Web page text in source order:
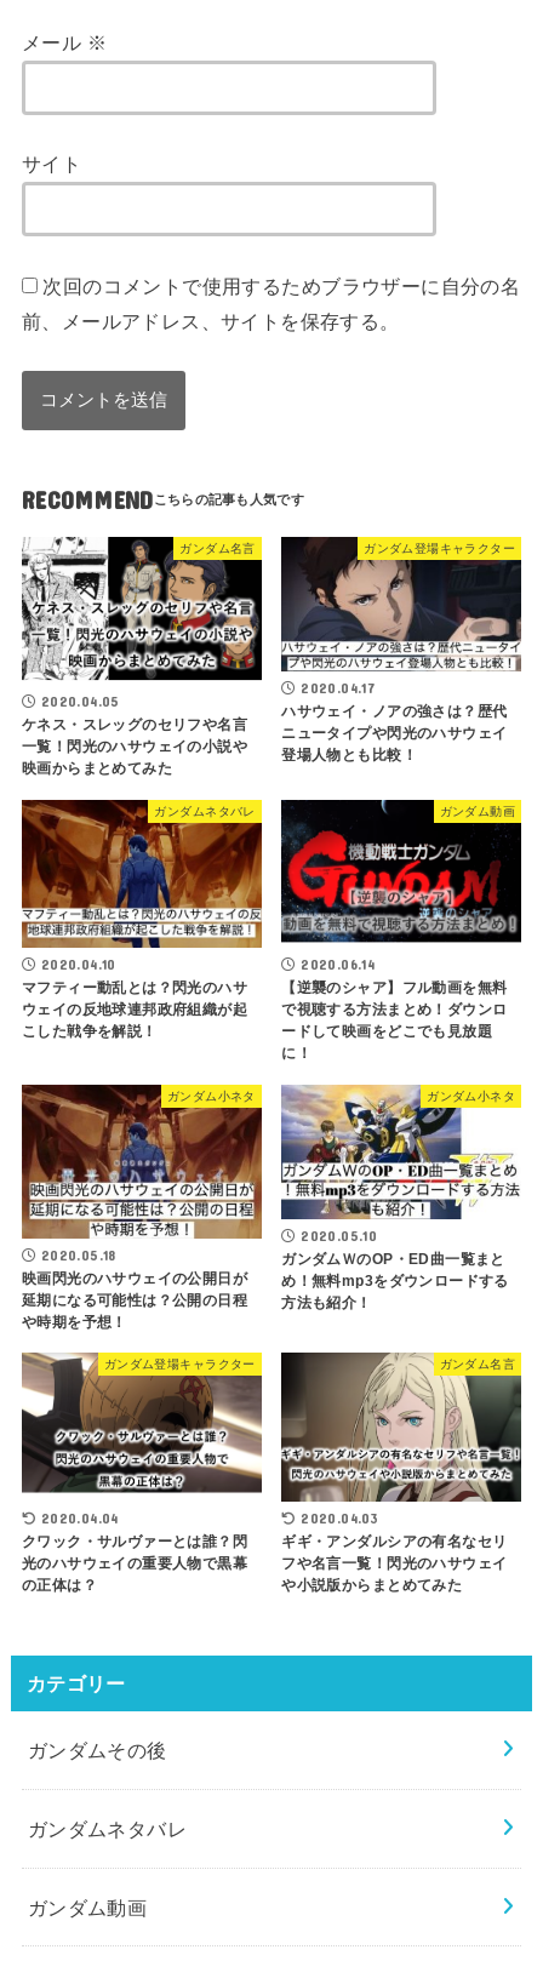
メール ※
サイト
次回のコメントで使用するためブラウザーに自分の名
前、メールアドレス、サイトを保存する。
RECOMMEND
ガンダム名言
2020.04.05
ケネス・スレッグのセリフや名言
一覧！閃光のハサウェイの小説や
映画からまとめてみた
ガンダム登場キャラクター
2020.04.17
ハサウェイ・ノアの強さは？歴代
ニュータイプや閃光のハサウェイ
登場人物とも比較！
ガンダムネタバレ
2020.04.10
マフティー動乱とは？閃光のハサ
ウェイの反地球連邦政府組織が起
こした戦争を解説！
ガンダム動画
2020.06.14
【逆襲のシャア】フル動画を無料
で視聴する方法まとめ！ダウンロ
ードして映画をどこでも見放題
に！
ガンダム小ネタ
2020.05.18
映画閃光のハサウェイの公開日が
延期になる可能性は？公開の日程
や時期を予想！
ガンダム小ネタ
2020.05.10
ガンダムＷのOP・ED曲一覧まと
め！無料mp3をダウンロードする
方法も紹介！
ガンダム登場キャラクター
2020.04.04
クワック・サルヴァーとは誰？閃
光のハサウェイの重要人物で黒幕
の正体は？
ガンダム名言
2020.04.03
ギギ・アンダルシアの有名なセリ
フや名言一覧！閃光のハサウェイ
や小説版からまとめてみた
カテゴリー
ガンダムその後
ガンダムネタバレ
ガンダム動画